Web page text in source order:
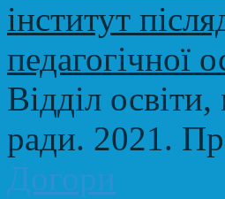
Відділ освіти,
ради. 2021.
Догори